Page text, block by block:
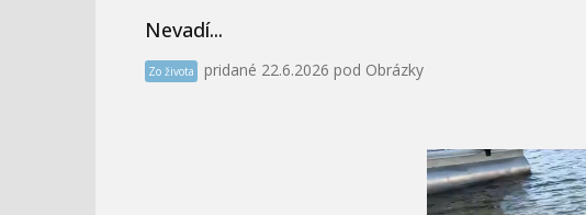
Nevadí...
Zo života pridané 22.6.2026 pod Obrázky